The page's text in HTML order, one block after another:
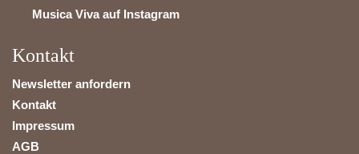
Musica Viva auf Instagram
Kontakt
Newsletter anfordern
Kontakt
Impressum
AGB